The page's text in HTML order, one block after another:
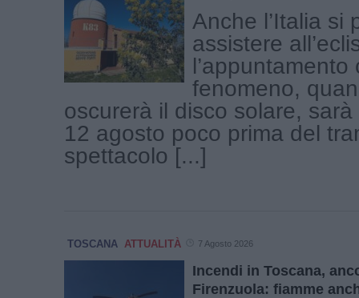
Anche l’Italia si
assistere
l’appuntamento
fenomeno,
oscurerà il disco solare,
12 agosto poco prima del
spettacolo [...]
TOSCANA ATTUALITÀ 7 Agosto 2026
Incendi in Toscana,
Firenzuola: fiamme